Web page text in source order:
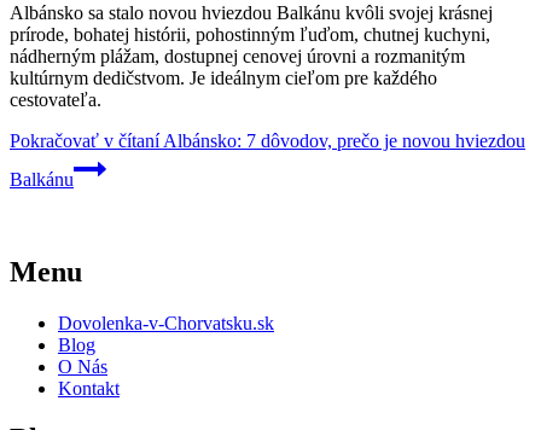
Albánsko sa stalo novou hviezdou Balkánu kvôli svojej krásnej
prírode, bohatej histórii, pohostinným ľuďom, chutnej kuchyni,
nádherným plážam, dostupnej cenovej úrovni a rozmanitým
kultúrnym dedičstvom. Je ideálnym cieľom pre každého
cestovateľa.
Pokračovať v čítaníAlbánsko: 7 dôvodov, prečo je novou hviezdou
Balkánu
Menu
Dovolenka-v-Chorvatsku.sk
Blog
O Nás
Kontakt